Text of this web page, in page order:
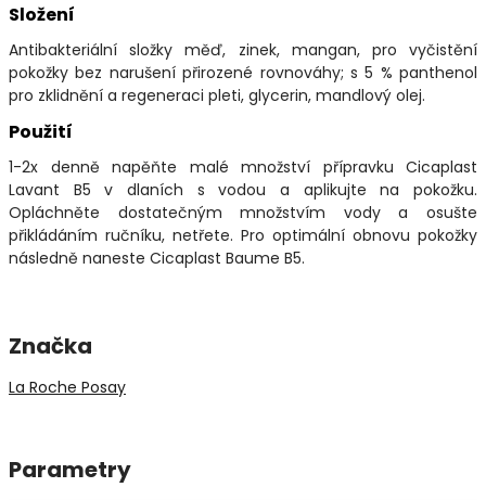
Složení
Antibakteriální složky měď, zinek, mangan, pro vyčistění
pokožky bez narušení přirozené rovnováhy; s 5 % panthenol
pro zklidnění a regeneraci pleti, glycerin, mandlový olej.
Použití
1-2x denně napěňte malé množství přípravku Cicaplast
Lavant B5 v dlaních s vodou a aplikujte na pokožku.
Opláchněte dostatečným množstvím vody a osušte
přikládáním ručníku, netřete. Pro optimální obnovu pokožky
následně naneste Cicaplast Baume B5.
Značka
La Roche Posay
Parametry